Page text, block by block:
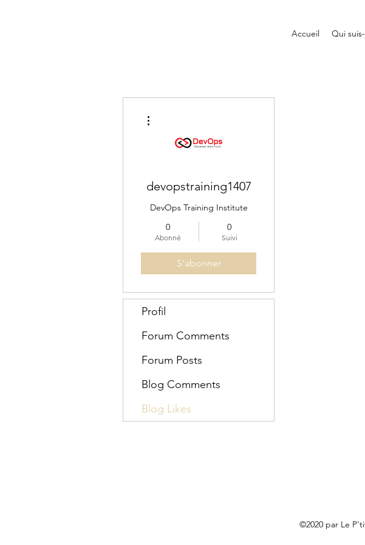
Accueil Qui
devopstraining1407
DevOps Training Institute
0
Abonné
0
Suivi
S'abonner
Profil
Forum Comments
Forum Posts
Blog Comments
Blog Likes
©2020 par Le